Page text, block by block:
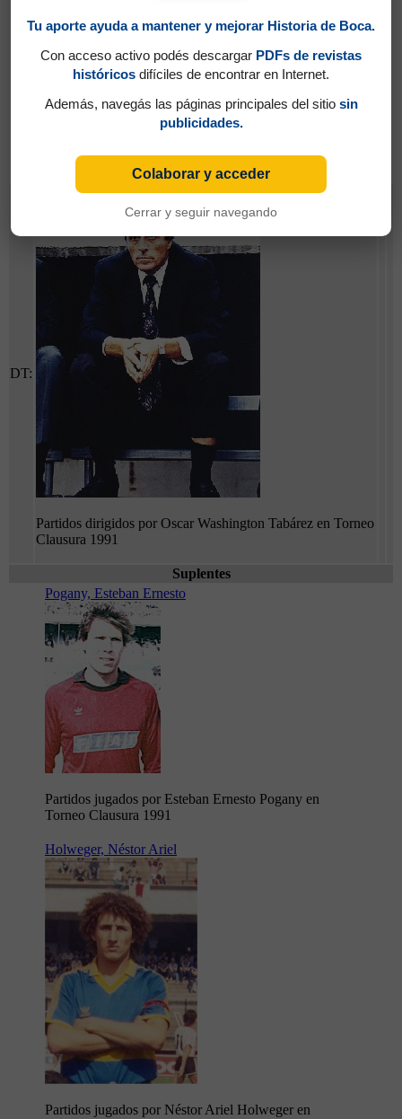
Torneo Clausura 1991
DT:
Tabárez, Oscar Washington
Partidos dirigidos por Oscar Washington Tabárez en Torneo
Clausura 1991
Suplentes
Pogany, Esteban Ernesto
Partidos jugados por Esteban Ernesto Pogany en
Torneo Clausura 1991
Holweger, Néstor Ariel
Partidos jugados por Néstor Ariel Holweger en
Tu aporte ayuda a mantener y mejorar Historia de Boca.
Con acceso activo podés descargar PDFs de revistas
históricos difíciles de encontrar en Internet.
Además, navegás las páginas principales del sitio sin
publicidades.
Colaborar y acceder
Cerrar y seguir navegando